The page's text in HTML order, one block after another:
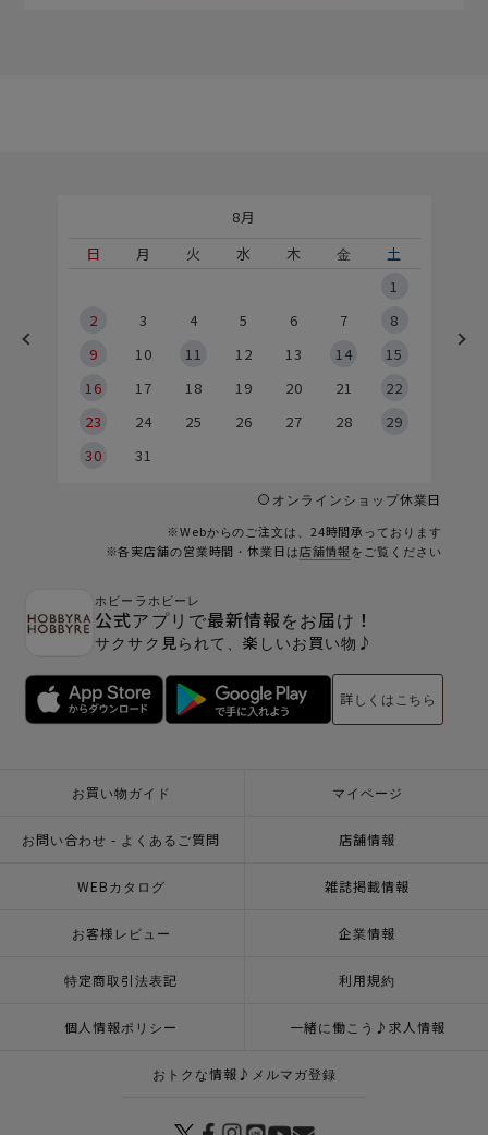
8月
日
月 火 水 木 金
土
1
2
3 4 5 6 7
8
9
10 11 12 13 14
15
16
17 18 19 20 21
22
23
24 25 26 27 28
29
30
31
オンラインショップ休業日
※Webからのご注文は、24時間承っております
※各実店舗の営業時間・休業日は店舗情報をご覧ください
ホビーラホビーレ
公式アプリで最新情報をお届け！
サクサク見られて、楽しいお買い物♪
詳しくはこちら
お買い物ガイド マイページ
お問い合わせ - よくあるご質問 店舗情報
WEBカタログ 雑誌掲載情報
お客様レビュー 企業情報
特定商取引法表記 利用規約
個人情報ポリシー 一緒に働こう♪求人情報
おトクな情報♪メルマガ登録